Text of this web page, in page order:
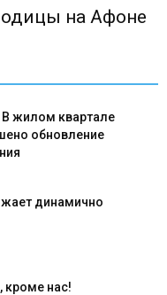
на Афоне
жилом квартале
обновление
динамично
нас!